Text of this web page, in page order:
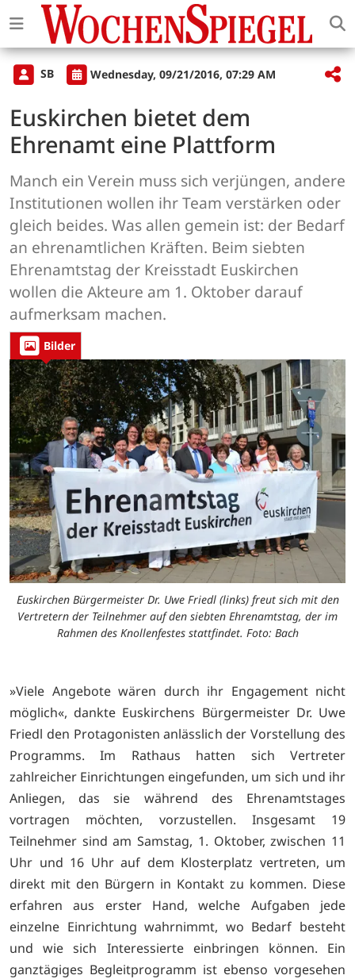
SB Wednesday, 09/21/2016, 07:29 AM
Euskirchen bietet dem
Ehrenamt eine Plattform
Manch ein Verein muss sich verjüngen, andere
Institutionen wollen ihr Team verstärken oder
gleich beides. Was allen gemein ist: der Bedarf
an ehrenamtlichen Kräften. Beim siebten
Ehrenamtstag der Kreisstadt Euskirchen
wollen die Akteure am 1. Oktober darauf
aufmerksam machen.
Bilder
Euskirchen Bürgermeister Dr. Uwe Friedl (links) freut sich mit den
Vertretern der Teilnehmer auf den siebten Ehrenamtstag, der im
Rahmen des Knollenfestes stattfindet. Foto: Bach
»Viele Angebote wären durch ihr Engagement nicht
möglich«, dankte Euskirchens Bürgermeister Dr. Uwe
Friedl den Protagonisten anlässlich der Vorstellung des
Programms. Im Rathaus hatten sich Vertreter
zahlreicher Einrichtungen eingefunden, um sich und ihr
Anliegen, das sie während des Ehrenamtstages
vortragen möchten, vorzustellen. Insgesamt 19
Teilnehmer sind am Samstag, 1. Oktober, zwischen 11
Uhr und 16 Uhr auf dem Klosterplatz vertreten, um
direkt mit den Bürgern in Kontakt zu kommen. Diese
erfahren aus erster Hand, welche Aufgaben jede
einzelne Einrichtung wahrnimmt, wo Bedarf besteht
und wie sich Interessierte einbringen können. Ein
ganztägiges Begleitprogramm ist ebenso vorgesehen